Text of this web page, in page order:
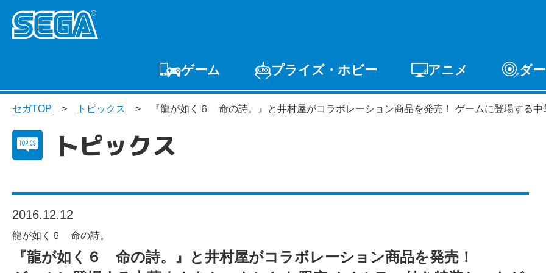
ゲーム
ゲームTOP 家庭用ゲーム PCゲーム スマホゲーム アーケード
プライズ・ホビー
プライズ トイ S-FIRE セガ ラッキーくじ
アニメ ダ
セガTOP トピックス 『龍が如く６ 命の詩。』と井村屋がコラボレーション商品を発売！ ゲームに登場する
トピックス
2016.12.12
龍が如く６ 命の詩。
『龍が如く６ 命の詩。』と井村屋がコラボレーション商品を発売！